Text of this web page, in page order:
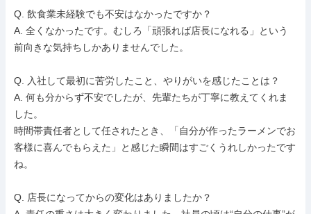
Q. 飲食業未経験でも不安はなかったですか？
A. 全くなかったです。むしろ「頑張れば店長になれる」という
前向きな気持ちしかありませんでした。
Q. 入社して最初に苦労したこと、やりがいを感じたことは？
A. 何も分からず不安でしたが、先輩たちが丁寧に教えてくれま
した。
時間帯責任者として任されたとき、「自分が作ったラーメンでお
客様に喜んでもらえた」と感じた瞬間はすごくうれしかったです
ね。
Q. 店長になってからの変化はありましたか？